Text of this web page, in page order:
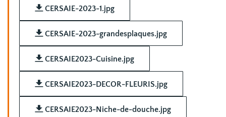
CERSAIE-2023-1.jpg
CERSAIE-2023-grandesplaques.jpg
CERSAIE2023-Cuisine.jpg
CERSAIE2023-DECOR-FLEURIS.jpg
CERSAIE2023-Niche-de-douche.jpg